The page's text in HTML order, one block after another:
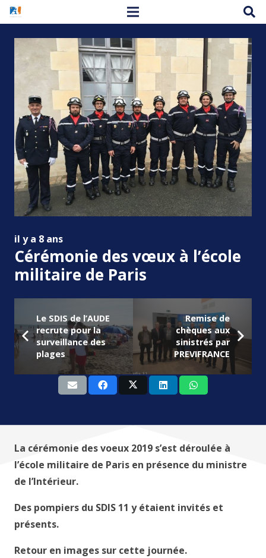
il y a 8 ans
Cérémonie des vœux à l’école
militaire de Paris
Le SDIS de l’AUDE
recrute pour la
surveillance des
plages
Remise de
chèques aux
sinistrés par
PREVIFRANCE
La cérémonie des voeux 2019 s’est déroulée à
l’école militaire de Paris en présence du ministre
de l’Intérieur.
Des pompiers du SDIS 11 y étaient invités et
présents.
Retour en images sur cette journée.